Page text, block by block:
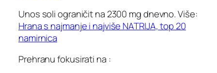
Unos soli ograničit na 2300 mg dnevno.Više:
Hrana s najmanje i najviše NATRIJA, top 20
namirnica
Prehranu fokusirati na :